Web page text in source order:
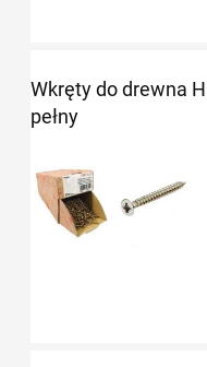
Wkręty do drewna
pełny